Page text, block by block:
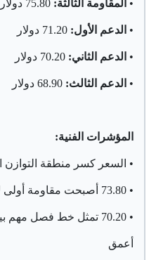
• المقاومة الثالثة:
• الدعم الأول:
• الدعم الثاني:
• الدعم الثالث:
المؤشرات الفنية:
• السعر كسر منطقة التوازن
• 73.80 أصبحت مقاومة أولى لإعادة التوازن
• 70.20 تمثل خط فصل
أعمق